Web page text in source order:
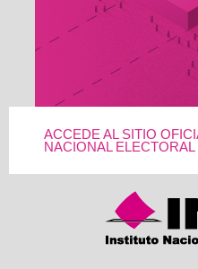
ACCEDE AL SITIO
NACIONAL ELECTORAL